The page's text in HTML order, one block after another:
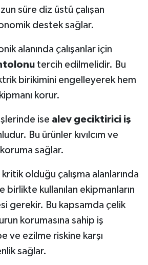
süre diz üstü çalışan
destek sağlar.
alanında çalışanlar için
tercih edilmelidir. Bu
birikimini engelleyerek hem
korur.
ise alev geciktirici iş
Bu ürünler kıvılcım ve
koruma sağlar.
kritik olduğu çalışma alanlarında
birlikte kullanılan ekipmanların
gerekir. Bu kapsamda çelik
korumasına sahip iş
ve ezilme riskine karşı
sağlar.